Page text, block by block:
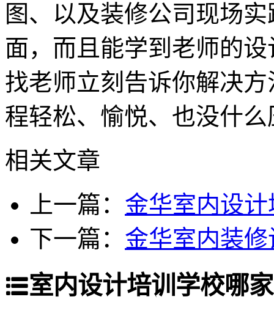
图、以及装修公司现场
面，而且能学到老师的
找老师立刻告诉你解决
程轻松、愉悦、也没什么
相关文章
上一篇： 金华室内设
下一篇： 金华室内装
室内设计培训学校哪